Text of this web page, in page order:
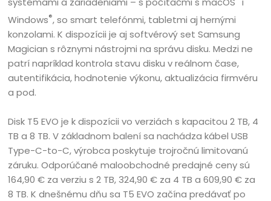
Windows®, so smart telefónmi, tabletmi aj hernými
konzolami. K dispozícii je aj softvérový set Samsung
Magician s rôznymi nástrojmi na správu disku. Medzi ne
patrí napríklad kontrola stavu disku v reálnom čase,
autentifikácia, hodnotenie výkonu, aktualizácia firmvéru
a pod.
Disk T5 EVO je k dispozícii vo verziách s kapacitou 2 TB, 4
TB a 8 TB. V základnom balení sa nachádza kábel USB
Type-C-to-C, výrobca poskytuje trojročnú limitovanú
záruku. Odporúčané maloobchodné predajné ceny sú
164,90 € za verziu s 2 TB, 324,90 € za 4 TB a 609,90 € za
8 TB. K dnešnému dňu sa T5 EVO začína predávať po